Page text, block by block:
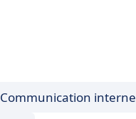
Communication interne